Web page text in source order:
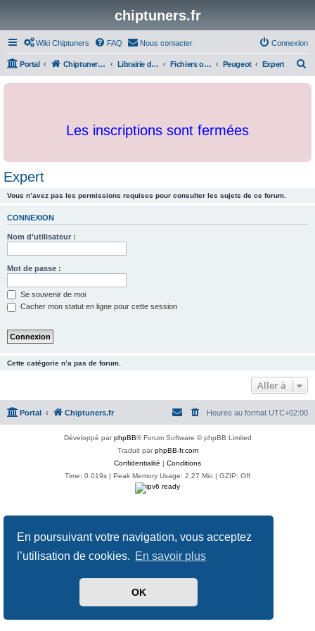
En poursuivant votre navigation, vous acceptez
l’utilisation de cookies. En savoir plus
OK
chiptuners.fr
Wiki Chiptuners FAQ Nous contacter Connexion
Portal Chiptuners.fr Librairie de documents et originaux Fichiers originaux Peugeot Expert
c
Les inscriptions sont fermées
Expert
Vous n’avez pas les permissions requises pour consulter les sujets de ce forum.
CONNEXION
Nom d’utilisateur :
Mot de passe :
Se souvenir de moi
Cacher mon statut en ligne pour cette session
Cette catégorie n’a pas de forum.
Aller à
Portal Chiptuners.fr Heures au format UTC+02:00
Développé parphpBB® Forum Software © phpBB Limited
Traduit parphpBB-fr.com
Confidentialité | Conditions
Time: 0.019s | Peak Memory Usage: 2.27 Mio | GZIP: Off